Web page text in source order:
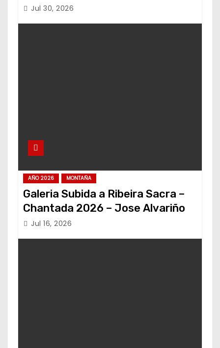
Jul 30, 2026
AÑO 2026 MONTAÑA
Galeria Subida a Ribeira Sacra –
Chantada 2026 – Jose Alvariño
Jul 16, 2026